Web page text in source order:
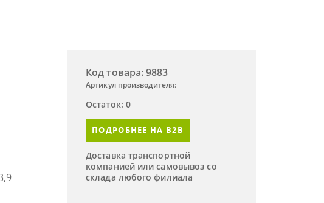
Код товара: 9883
Артикул производителя:
Остаток: 0
ПОДРОБНЕЕ НА B2B
Доставка транспортной
компанией или самовывоз со
склада любого филиала